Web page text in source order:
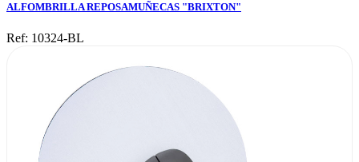
ALFOMBRILLA REPOSAMUÑECAS "BRIXTON"
Ref: 10324-BL